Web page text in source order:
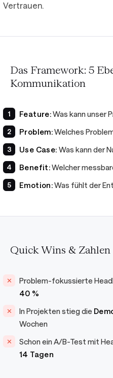
Vertrauen.
Das Framework: 5
Kommunikation
Feature:Was kann unser
Problem:Welches
Use Case: Was kann der
Benefit:Welcher
Emotion:Was fühlt der
Quick Wins & Zahlen
Problem-fokussierte
40 %
In Projekten stieg die
Wochen
Schon ein A/B-Test mit
14 Tagen